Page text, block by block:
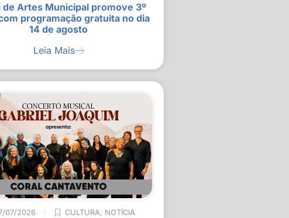
de Artes Municipal promove 3º
programação gratuita no dia
14 de agosto
Leia Mais
07/2026 CULTURA, NOTÍCIA